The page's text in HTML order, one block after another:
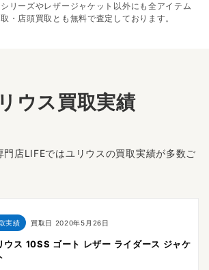
リーズやレザージャケット以外にも全アイテム
・店頭買取とも無料で査定しております。
ウス買取実績
門店LIFEではユリウスの買取実績が多数ご
実績 買取日 2020年5月26日
ウス 10SS ゴート レザー ライダース ジャケ